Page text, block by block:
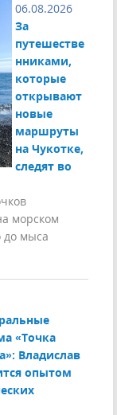
06.08.2026
За
путешестве
нниками,
которые
открывают
новые
маршруты
на Чукотке,
следят во
морском
до мыса
«Точка
Владислав
опытом